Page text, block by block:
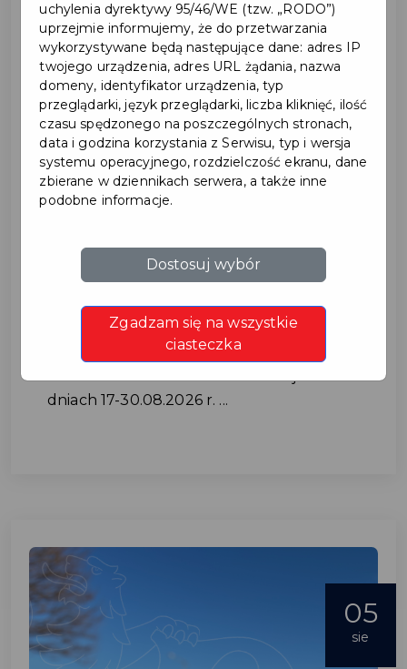
Utrudnienia w ruchu na ul.
30.08.2026 r.
Utrudnienia w ruchu na ul. Cichej w
dniach 17-30.08.2026 r. ...
05
sie
uchylenia dyrektywy 95/46/WE (tzw. „RODO”)
uprzejmie informujemy, że do przetwarzania
wykorzystywane będą następujące dane: adres IP
twojego urządzenia, adres URL żądania, nazwa
domeny, identyfikator urządzenia, typ
przeglądarki, język przeglądarki, liczba kliknięć, ilość
czasu spędzonego na poszczególnych stronach,
data i godzina korzystania z Serwisu, typ i wersja
systemu operacyjnego, rozdzielczość ekranu, dane
zbierane w dziennikach serwera, a także inne
podobne informacje.
Dostosuj wybór
Zgadzam się na wszystkie
ciasteczka